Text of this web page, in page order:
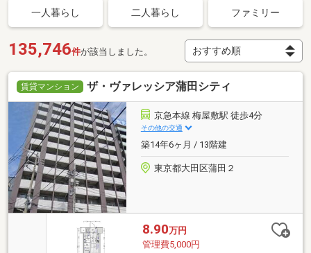
一人暮らし 二人暮らし ファミリー
135,746件が該当しました。
賃貸マンション ザ・ヴァレッシア蒲田シティ
京急本線 梅屋敷駅 徒歩4分
その他の交通
築14年6ヶ月 / 13階建
東京都大田区蒲田２
8.90万円
管理費5,000円